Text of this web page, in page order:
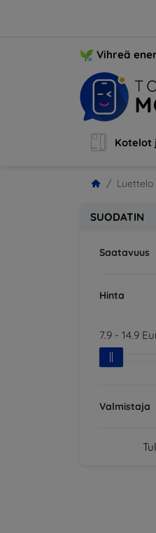
Vihreä
Kotelot
Luettelo
SUODATIN
Saatavuus
Hinta
7.9 - 14.9
Valmistaja